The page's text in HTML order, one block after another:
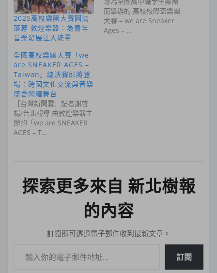
2025高校樂團大賽圓滿
落幕 敦煌樂器：為青年
音樂發展注入能量
而舉辦的 高校校際盃樂團
大賽 – we are Sneaker
Ages – …
全國高校樂團大賽「we
are SNEAKER AGES –
Taiwan」總決賽即將登
場：跨國文化交流與音樂
盛會閃耀舞台
［台灣新聞雲］記者謝啓
楊/台北報導 由敦煌樂器主
辦的「we are SNEAKER
AGES – T…
探索更多來自 新北樹報
的內容
訂閱即可透過電子郵件收到最新文章。
訂閱